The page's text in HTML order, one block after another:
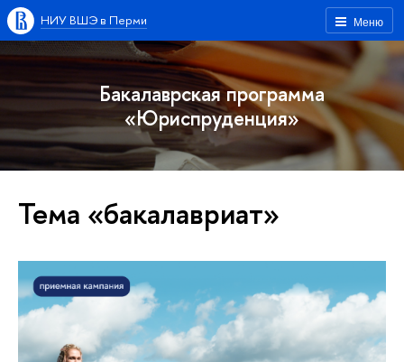
Меню
НИУ ВШЭ в Перми
Бакалаврская программа
«Юриспруденция»
Тема «бакалавриат»